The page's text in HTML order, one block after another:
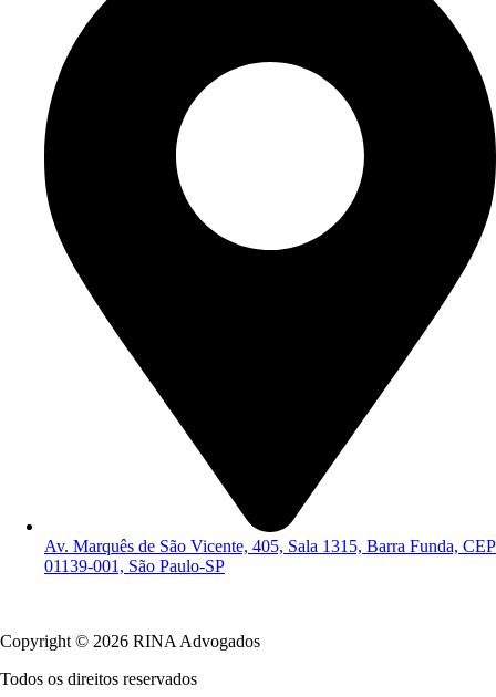
Av. Marquês de São Vicente, 405, Sala 1315, Barra Funda, CEP
01139-001, São Paulo-SP
Copyright © 2026 RINA Advogados
Todos os direitos reservados